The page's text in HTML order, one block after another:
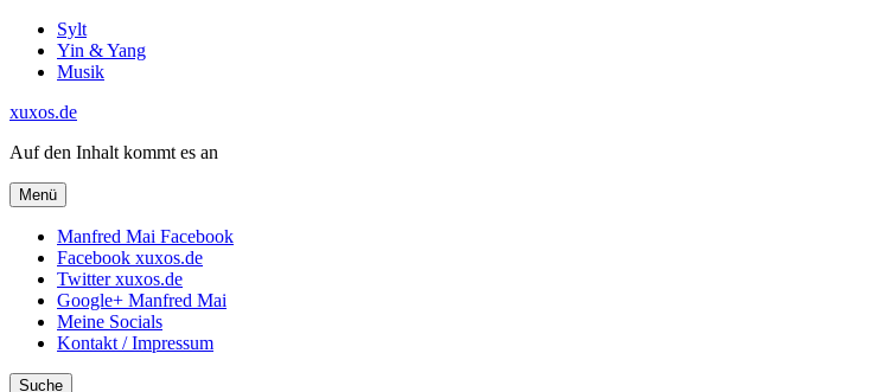
Sylt
Yin & Yang
Musik
xuxos.de
Auf den Inhalt kommt es an
Menü
Manfred Mai Facebook
Facebook xuxos.de
Twitter xuxos.de
Google+ Manfred Mai
Meine Socials
Kontakt / Impressum
Suche